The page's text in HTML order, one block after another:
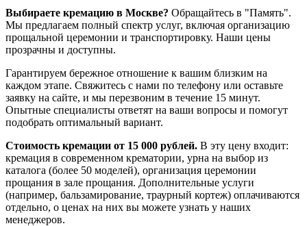
Выбираете кремацию в Москве? Обращайтесь в "Память".
Мы предлагаем полный спектр услуг, включая организацию
прощальной церемонии и транспортировку. Наши цены
прозрачны и доступны.
Гарантируем бережное отношение к вашим близким на
каждом этапе. Свяжитесь с нами по телефону или оставьте
заявку на сайте, и мы перезвоним в течение 15 минут.
Опытные специалисты ответят на ваши вопросы и помогут
подобрать оптимальный вариант.
Стоимость кремации от 15 000 рублей. В эту цену входит:
кремация в современном крематории, урна на выбор из
каталога (более 50 моделей), организация церемонии
прощания в зале прощания. Дополнительные услуги
(например, бальзамирование, траурный кортеж) оплачиваются
отдельно, о ценах на них вы можете узнать у наших
менеджеров.